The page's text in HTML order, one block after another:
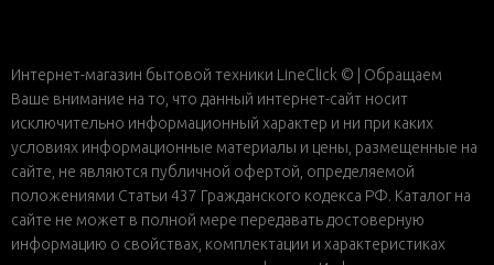
Интернет-магазин бытовой техники LineClick © | Обращаем
Ваше внимание на то, что данный интернет-сайт носит
исключительно информационный характер и ни при каких
условиях информационные материалы и цены, размещенные на
сайте, не являются публичной офертой, определяемой
положениями Статьи 437 Гражданского кодекса РФ. Каталог на
сайте не может в полной мере передавать достоверную
информацию о свойствах, комплектации и характеристиках